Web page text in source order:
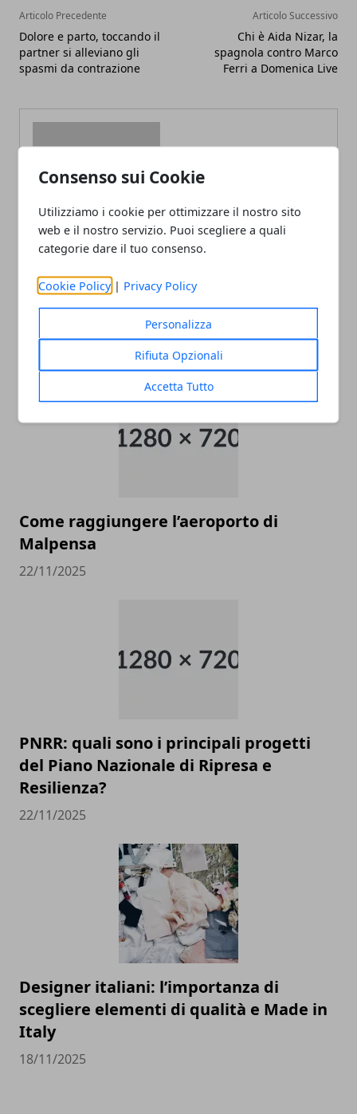
Consenso sui Cookie
Utilizziamo i cookie per ottimizzare il nostro sito
web e il nostro servizio. Puoi scegliere a quali
categorie dare il tuo consenso.
Cookie Policy | Privacy Policy
Personalizza
Rifiuta Opzionali
Accetta Tutto
Articolo Precedente
Dolore e parto, toccando il
partner si alleviano gli
spasmi da contrazione
Articolo Successivo
Chi è Aida Nizar, la
spagnola contro Marco
Ferri a Domenica Live
Come raggiungere l’aeroporto di
Malpensa
22/11/2025
PNRR: quali sono i principali progetti
del Piano Nazionale di Ripresa e
Resilienza?
22/11/2025
Designer italiani: l’importanza di
scegliere elementi di qualità e Made in
Italy
18/11/2025